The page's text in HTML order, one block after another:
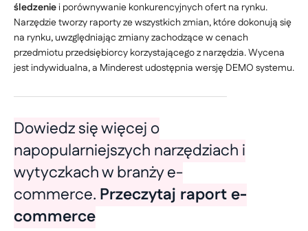
śledzeniei porównywanie konkurencyjnych ofert na rynku.
Narzędzie tworzy raporty ze wszystkich zmian, które dokonują się
na rynku, uwzględniając zmiany zachodzące w cenach
przedmiotu przedsiębiorcy korzystającego z narzędzia. Wycena
jest indywidualna, a Minderest udostępnia wersję DEMO systemu.
Dowiedz się więcej o
napopularniejszych narzędziach i
wytyczkach w branży e-
commerce. Przeczytaj raport e-
commerce